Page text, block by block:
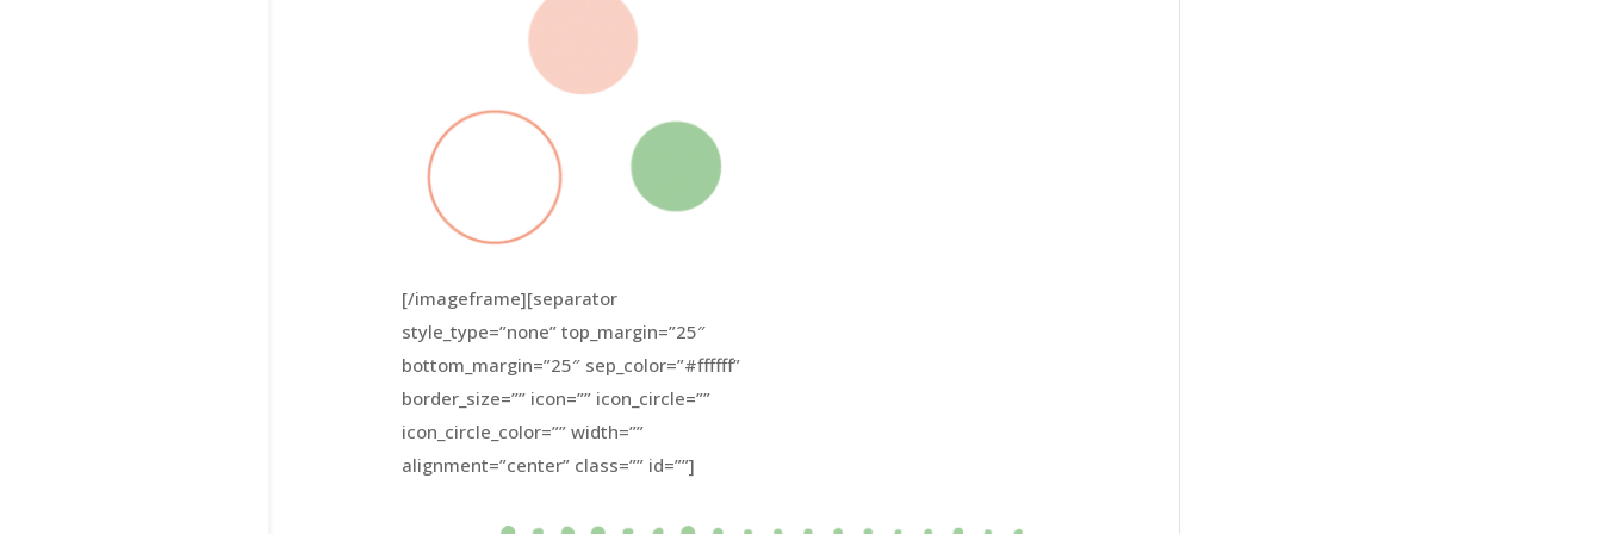
[/imageframe][separator
style_type=”none” top_margin=”25″
bottom_margin=”25″ sep_color=”#ffffff”
border_size=”” icon=”” icon_circle=””
icon_circle_color=”” width=””
alignment=”center” class=”” id=””]